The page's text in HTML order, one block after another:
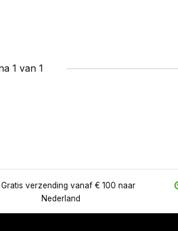
1 van 1
Gratis verzending vanaf € 100 naar
Nederland